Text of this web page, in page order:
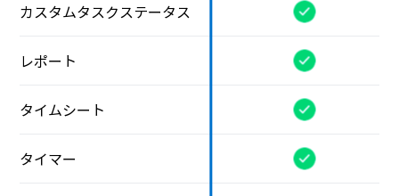
カスタムタスクステータス
レポート
タイムシート
タイマー